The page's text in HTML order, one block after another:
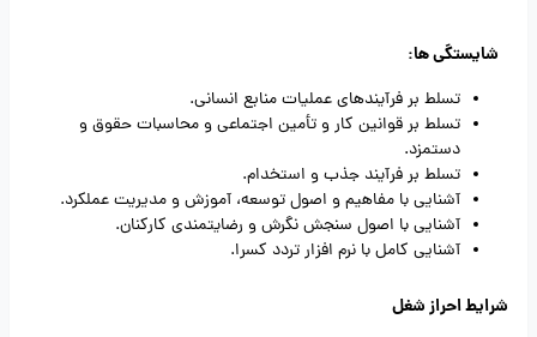
شایستگی ها:
تسلط بر فرآیندهای عملیات منابع انسانی.
تسلط بر قوانین کار و تأمین اجتماعی و محاسبات حقوق و
دستمزد.
تسلط بر فرآیند جذب و استخدام.
آشنایی با مفاهیم و اصول توسعه، آموزش و مدیریت عملکرد.
آشنایی با اصول سنجش نگرش و رضایتمندی کارکنان.
آشنایی کامل با نرم افزار تردد کسرا.
شرایط احراز شغل